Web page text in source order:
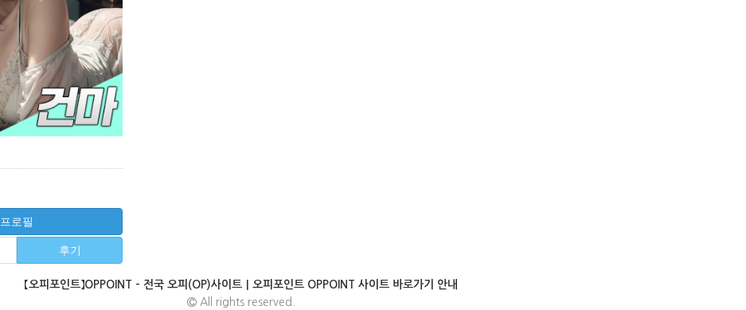
프로필
후기
【오피포인트】OPPOINT - 전국 오피(OP)사이트｜오피포인트 OPPOINT 사이트 바로가기 안내
All rights reserved.